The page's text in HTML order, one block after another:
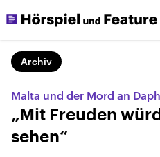
Archiv
Malta und der Mord an
„Mit Freuden
sehen“